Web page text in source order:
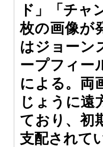
ド」「チャ
枚の画像が
はジョーン
ープフィー
による。両
じょうに遠
ており、初
支配されて